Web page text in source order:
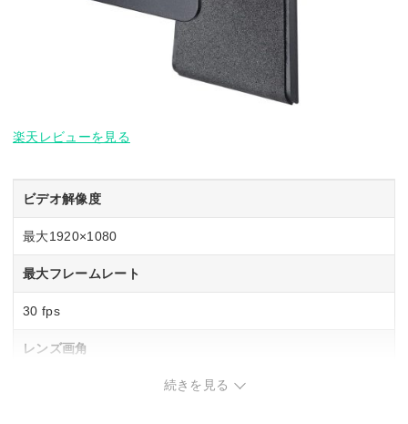
楽天レビューを見る
ビデオ解像度
最大1920×1080
最大フレームレート
30 fps
レンズ画角
続きを見る